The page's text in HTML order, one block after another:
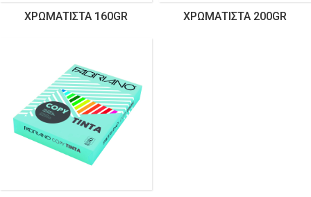
ΧΡΩΜΑΤΙΣΤΆ 160GR ΧΡΩΜΑΤΙΣΤΆ 200GR